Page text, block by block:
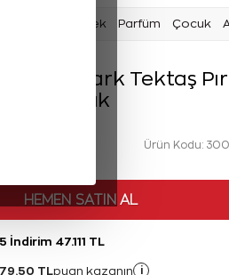
Erkek Parfüm Çocuk
Tektaş
Yüzük
Ürün Kodu:
HEMEN SATIN AL
47.111 TL
TL puan kazanın i